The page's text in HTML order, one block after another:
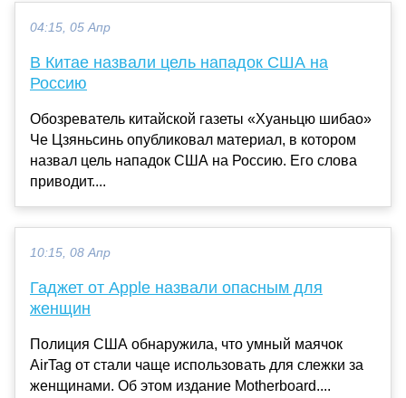
04:15, 05 Апр
В Китае назвали цель нападок США на
Россию
Обозреватель китайской газеты «Хуаньцю шибао»
Че Цзяньсинь опубликовал материал, в котором
назвал цель нападок США на Россию. Его слова
приводит....
10:15, 08 Апр
Гаджет от Apple назвали опасным для
женщин
Полиция США обнаружила, что умный маячок
AirTag от стали чаще использовать для слежки за
женщинами. Об этом издание Motherboard....